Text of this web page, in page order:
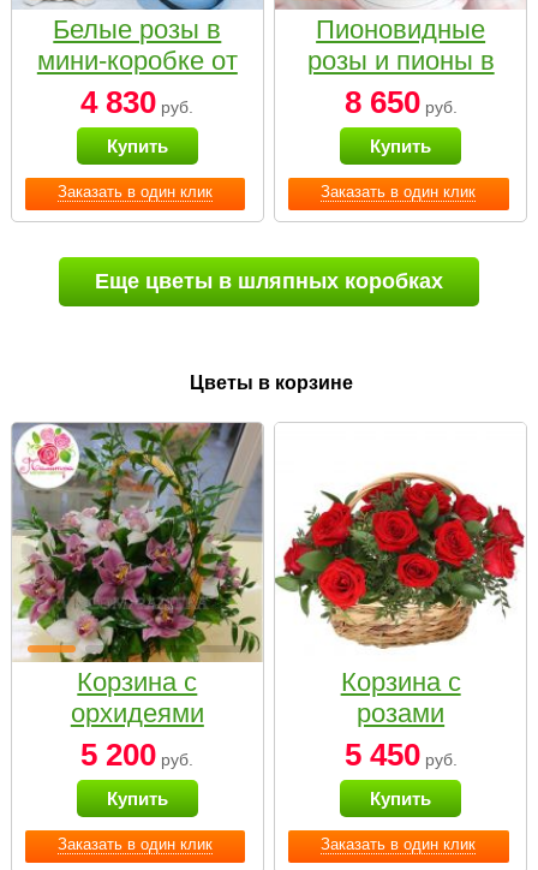
Заказать в один клик
Белые розы в
мини-коробке от
Bella Fiori
4 830 руб.
Купить
Заказать в один клик
Пионовидные
розы и пионы в
белой коробке
Small
8 650руб.
Купить
Еще цветы в шляпных коробках
Цветы в корзине
Заказать в один клик
Корзина с
орхидеями
малая
5 200 руб.
Купить
Заказать в один клик
Корзина с
розами
«Красный
Париж»
5 450руб.
Купить